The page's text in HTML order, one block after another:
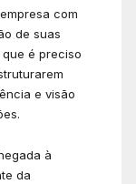
com
de suas
é preciso
e visão
à
da